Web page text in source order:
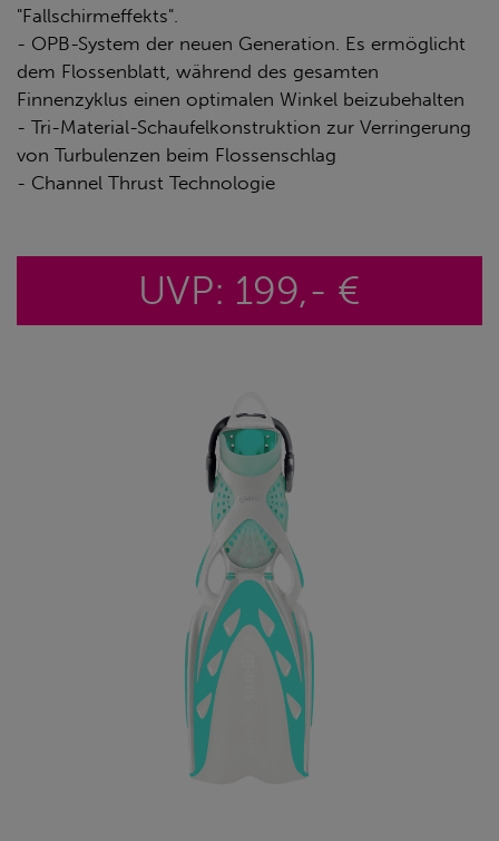
"Fallschirmeffekts".
- OPB-System der neuen Generation. Es ermöglicht
dem Flossenblatt, während des gesamten
Finnenzyklus einen optimalen Winkel beizubehalten
- Tri-Material-Schaufelkonstruktion zur Verringerung
von Turbulenzen beim Flossenschlag
- Channel Thrust Technologie
UVP: 199,- €